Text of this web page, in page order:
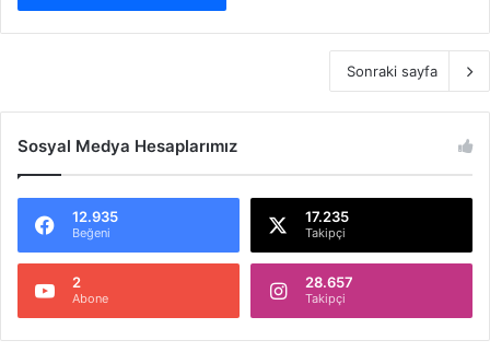
Sonraki sayfa
Sosyal Medya Hesaplarımız
12.935
Beğeni
17.235
Takipçi
2
Abone
28.657
Takipçi